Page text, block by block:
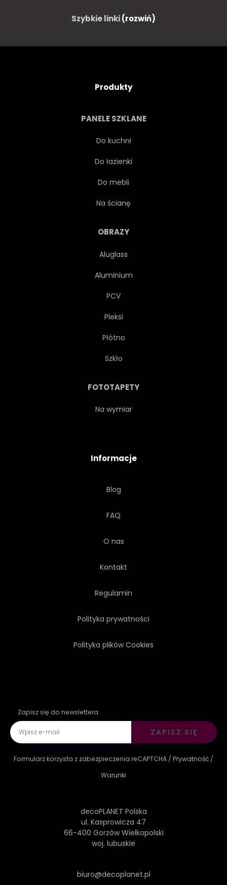
PIĘKNY JASNY
JASNY KENIA
NATURALNY
ODZWIERCIEDLENIE
RELAKSUJĄCY
Szybkie linki(rozwiń)
Produkty
PANELE SZKLANE
Do kuchni
Do łazienki
Do mebli
Na ścianę
OBRAZY
Aluglass
Aluminium
PCV
Pleksi
Płótno
Szkło
FOTOTAPETY
Na wymiar
Informacje
Blog
FAQ
O nas
Kontakt
Regulamin
Polityka prywatności
Polityka plików Cookies
Zapisz się do newslettera
ZAPISZ SIĘ
Formularz korzysta z zabezpieczenia reCAPTCHA / Prywatność /
Warunki
decoPLANET Polska
ul. Kasprowicza 47
66-400 Gorzów Wielkopolski
woj. lubuskie
biuro@decoplanet.pl